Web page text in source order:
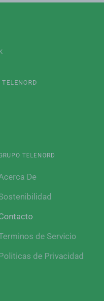
TELENORD
De
de Servicio
de Privacidad